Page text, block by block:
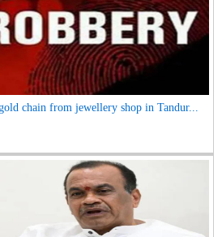
chain from jewellery shop in Tandur...